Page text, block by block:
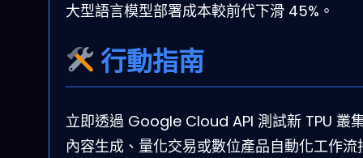
大型語言模型部署成本較前代下滑 45%。
行動指南
立即透過 Google Cloud API 測試新 TPU 叢
內容生成、量化交易或數位產品自動化工作流